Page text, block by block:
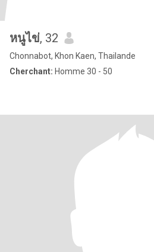
หนูไข่, 32
Chonnabot, Khon Kaen, Thailande
Cherchant: Homme 30 - 50